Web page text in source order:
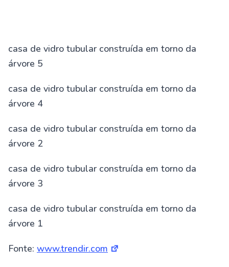
casa de vidro tubular construída em torno da
árvore 5
casa de vidro tubular construída em torno da
árvore 4
casa de vidro tubular construída em torno da
árvore 2
casa de vidro tubular construída em torno da
árvore 3
casa de vidro tubular construída em torno da
árvore 1
Fonte: www.trendir.com